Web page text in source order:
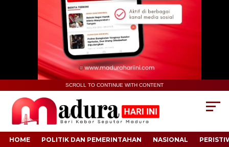
SCROLL TO CONTINUE WITH CONTENT
HOME POLITIK DAN PEMERINTAHAN NASIONAL